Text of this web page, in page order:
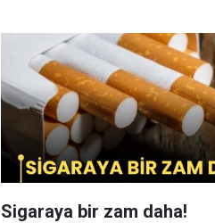
Sigaraya bir zam daha!